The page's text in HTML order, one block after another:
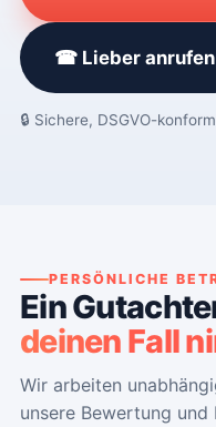
☎ Lieber anrufen
🔒 Sichere, DSGVO-
PERSÖNLICHE
Ein
deinen Fall
Wir arbeiten
unsere Bewertung